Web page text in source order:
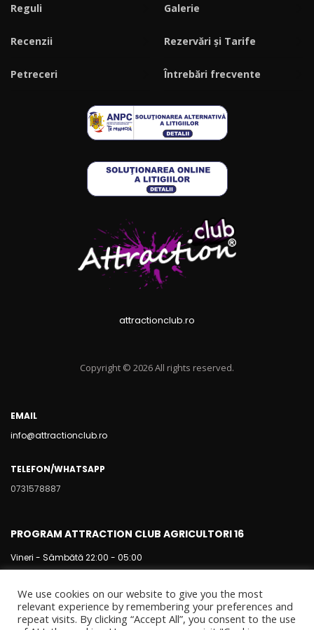
Reguli Galerie
Recenzii Rezervări și Tarife
Petreceri Întrebări frecvente
attractionclub.ro
Copyright © 2026 All rights reserved.
EMAIL
info@attractionclub.ro
TELEFON/WHATSAPP
0731578887
PROGRAM ATTRACTION CLUB AGRICULTORI 16
Vineri - Sâmbătă 22:00 - 05:00
We use cookies on our website to give you the most
relevant experience by remembering your preferences and
repeat visits. By clicking “Accept All”, you consent to the use